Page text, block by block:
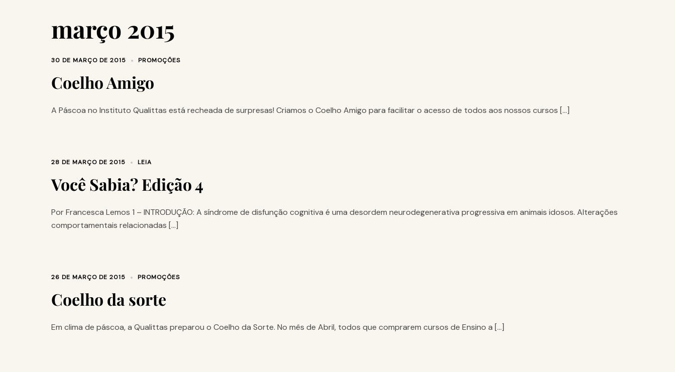
março 2015
30 DE MARÇO DE 2015 PROMOÇÕES
Coelho Amigo
A Páscoa no Instituto Qualittas está recheada de surpresas! Criamos o Coelho Amigo para facilitar o acesso de todos aos nossos cursos […]
28 DE MARÇO DE 2015 LEIA
Você Sabia? Edição 4
Por Francesca Lemos 1 – INTRODUÇÃO: A síndrome de disfunção cognitiva é uma desordem neurodegenerativa progressiva em animais idosos. Alterações
comportamentais relacionadas […]
26 DE MARÇO DE 2015 PROMOÇÕES
Coelho da sorte
Em clima de páscoa, a Qualittas preparou o Coelho da Sorte. No mês de Abril, todos que comprarem cursos de Ensino a […]